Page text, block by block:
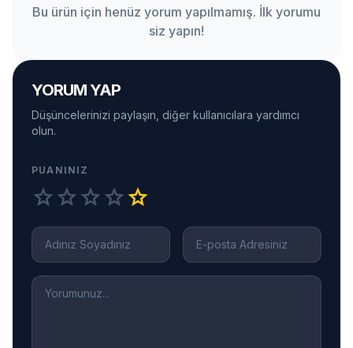
Bu ürün için henüz yorum yapılmamış. İlk yorumu
siz yapın!
YORUM YAP
Düşüncelerinizi paylaşın, diğer kullanıcılara yardımcı
olun.
PUANINIZ
starstarstarstarstar